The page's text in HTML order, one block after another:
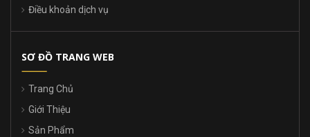
Điều khoản dịch vụ
SƠ ĐỒ TRANG WEB
Trang Chủ
Giới Thiệu
Sản Phẩm